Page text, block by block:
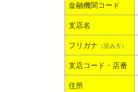
金融機関コード
支店名
フリガナ （読み方）
支店コード・店番
住所